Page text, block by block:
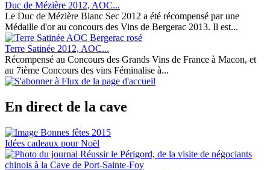
Duc de Mézière 2012, AOC...
Le Duc de Mézière Blanc Sec 2012 a été récompensé par une
Médaille d'or au concours des Vins de Bergerac 2013. Il est...
Terre Satinée 2012, AOC...
Récompensé au Concours des Grands Vins de France à Macon, et
au 7ième Concours des vins Féminalise à...
En direct de la cave
Idées cadeaux pour Noël